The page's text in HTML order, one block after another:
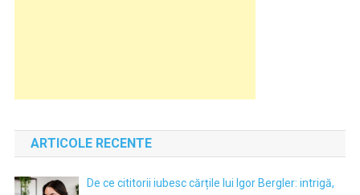
ARTICOLE RECENTE
De ce cititorii iubesc cărțile lui Igor Bergler: intrigă,